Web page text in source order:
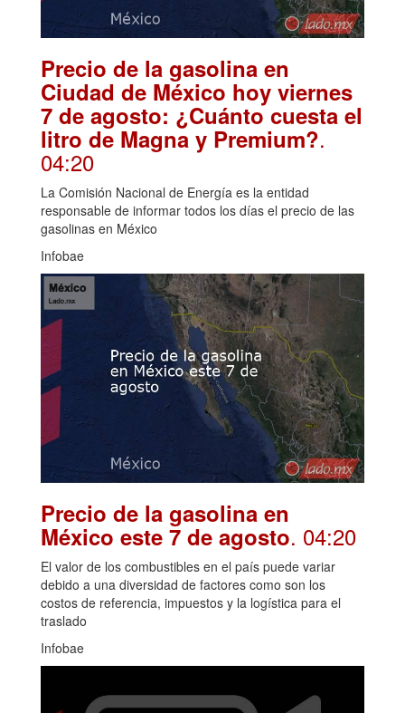
Precio de la gasolina en
Ciudad de México hoy viernes
7 de agosto: ¿Cuánto cuesta el
litro de Magna y Premium?.
04:20
La Comisión Nacional de Energía es la entidad
responsable de informar todos los días el precio de las
gasolinas en México
Infobae
Precio de la gasolina en
México este 7 de agosto. 04:20
El valor de los combustibles en el país puede variar
debido a una diversidad de factores como son los
costos de referencia, impuestos y la logística para el
traslado
Infobae